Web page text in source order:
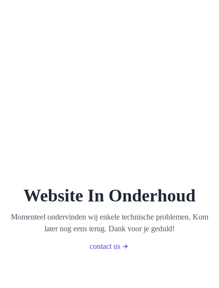
Website In Onderhoud
Momenteel ondervinden wij enkele technische problemen. Kom
later nog eens terug. Dank voor je geduld!
contact us